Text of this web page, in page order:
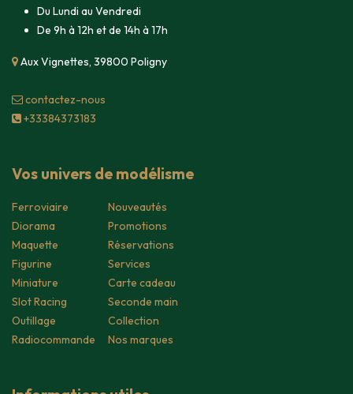
Du Lundi au Vendredi
De 9h à 12h et de 14h à 17h
Aux Vignettes, 39800 Poligny
contacte​z-nous
+33384373183
Vos univers de modélisme
Ferroviaire
Diorama
Maquette
Figurine
Miniature
Slot Racing
Outillage
Radiocommande
Nouveautés
Promotions
Réservations
Services
Carte cadeau
Seconde main
Collection
Nos marques